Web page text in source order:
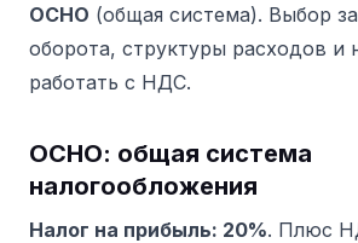
ОСНО (общая система). Выбор
оборота, структуры расходов и
работать с НДС.
ОСНО: общая система
налогообложения
Налог на прибыль: 20%. Плюс